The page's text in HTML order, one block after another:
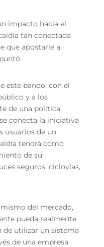
impacto hacia el
tan conectada
que apostarle a
este bando, con el
y a los
de una política
conecta la iniciativa
usuarios de un
tendrá como
de su
seguros, ciclovías,
del mercado,
pueda realmente
de utilizar un sistema
de una empresa